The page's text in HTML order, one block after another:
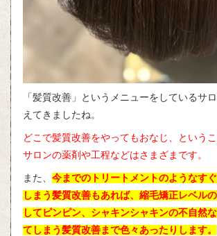
「髪質改善」というメニューをしているサ
えてきましたね。
どこで髪質改善をやってもおなじ、という
サロンの薬剤や工程などはさまざまです。
また、 今までのトリートメントのようなす
しまう髪質改善もあれば、縮毛矯正レベル
してピンピン、シャキンシャキンの不自然
てしまう髪質改善まで色々あったりします。